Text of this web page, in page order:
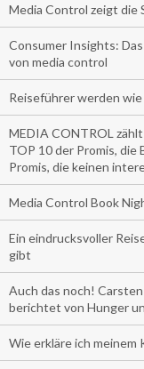
Media Control zeigt die
Consumer Insights:
von media control
Reiseführer werden
MEDIA CONTROL
TOP 10 der Promis,
Promis, die keinen
Media Control Book
Ein eindrucksvoller
gibt
Auch das noch!
berichtet von Hunger
Wie erkläre ich meinem